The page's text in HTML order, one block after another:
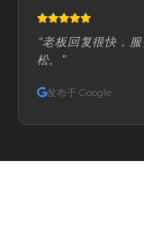
“老板回复很快，
松。”
发布于 Google